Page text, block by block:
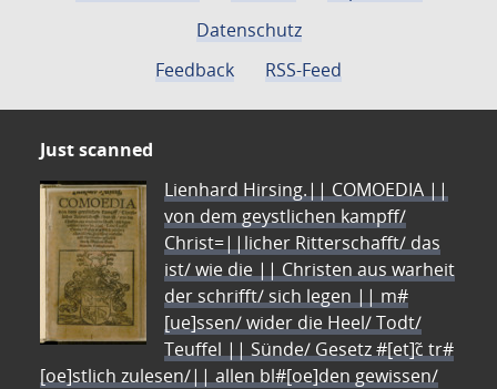
Datenschutz
Feedback
RSS-Feed
Just scanned
Lienhard Hirsing.|| COMOEDIA ||
von dem geystlichen kampff/
Christ=||licher Ritterschafft/ das
ist/ wie die || Christen aus warheit
der schrifft/ sich legen || m#
[ue]ssen/ wider die Heel/ Todt/
Teuffel || Sünde/ Gesetz #[et]c̃ tr#
[oe]stlich zulesen/|| allen bl#[oe]den gewissen/